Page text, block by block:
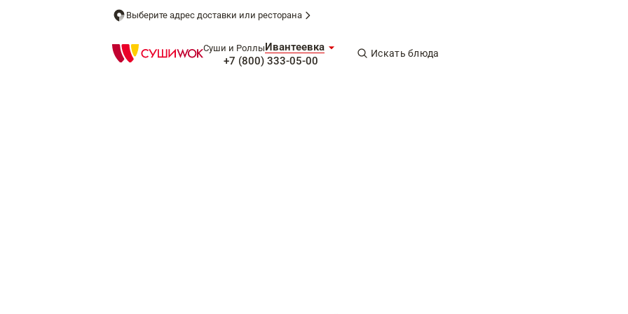
Выберите адрес доставки или ресторана
Суши и РоллыИвантеевка
+7 (800) 333-05-00
Искать блюда